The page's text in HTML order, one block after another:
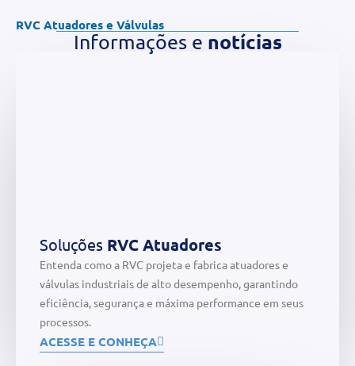
RVC Atuadores e Válvulas
Informações e notícias
Soluções RVC Atuadores
Entenda como a RVC projeta e fabrica atuadores e
válvulas industriais de alto desempenho, garantindo
eficiência, segurança e máxima performance em seus
processos.
ACESSE E CONHEÇA